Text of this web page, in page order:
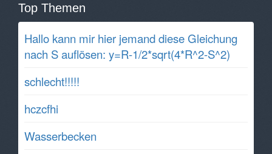
Top Themen
Hallo kann mir hier jemand diese Gleichung
nach S auflösen: y=R-1/2*sqrt(4*R^2-S^2)
schlecht!!!!!
hczcfhi
Wasserbecken